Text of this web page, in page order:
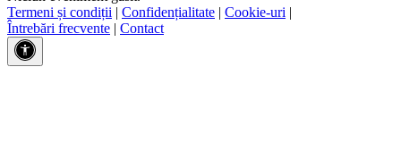
Termeni și condiții | Confidențialitate | Cookie-uri |
Întrebări frecvente | Contact